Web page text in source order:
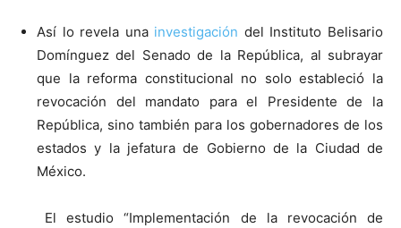
Así lo revela una investigación del Instituto Belisario
Domínguez del Senado de la República, al subrayar
que la reforma constitucional no solo estableció la
revocación del mandato para el Presidente de la
República, sino también para los gobernadores de los
estados y la jefatura de Gobierno de la Ciudad de
México.
El estudio “Implementación de la revocación de